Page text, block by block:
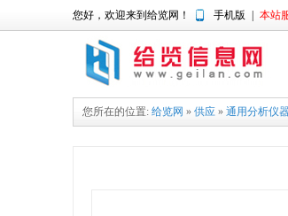
您好，欢迎来到给览网！ 手机版 本站
您所在的位置: 给览网 » 供应 » 通用分析仪